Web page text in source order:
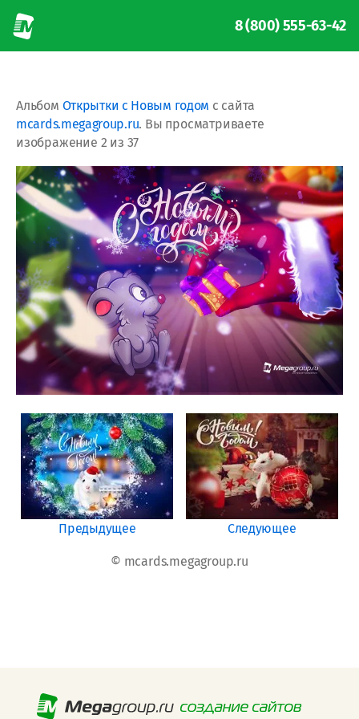
8 (800) 555-63-42
Альбом Открытки с Новым годом с сайта
mcards.megagroup.ru. Вы просматриваете
изображение 2 из 37
Предыдущее Следующее
© mcards.megagroup.ru